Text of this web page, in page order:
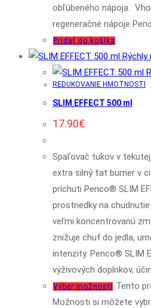
obľúbeného nápoja.
regeneračné nápoje
Pridať do košíka
Rýchly
REDUKOVANIE HMOTNOSTI
SLIM EFFECT 500 ml
17.90€
Spaľovač tukov v
extra silný fat burner v
príchuti Penco® SLIM
prostriedky na
veľmi koncentrovanú
znižuje chuť do jedla,
intenzity. Penco® SLIM
výživových doplnkov,
Výber možností Tento
Možnosti si môžete